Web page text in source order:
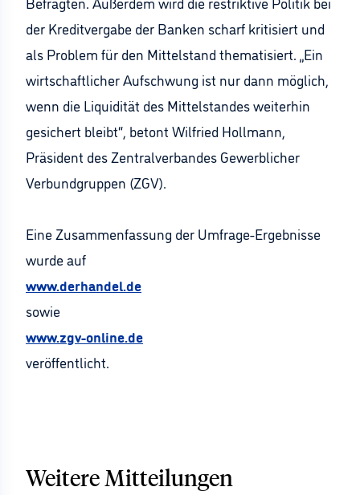
der Kreditvergabe der Banken scharf kritisiert und
als Problem für den Mittelstand thematisiert. „Ein
wirtschaftlicher Aufschwung ist nur dann möglich,
wenn die Liquidität des Mittelstandes weiterhin
gesichert bleibt“, betont Wilfried Hollmann,
Präsident des Zentralverbandes Gewerblicher
Verbundgruppen (ZGV).
Eine Zusammenfassung der Umfrage-Ergebnisse
wurde auf
www.derhandel.de
sowie
www.zgv-online.de
veröffentlicht.
Weitere Mitteilungen